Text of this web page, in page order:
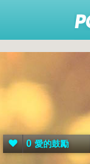
0 愛的鼓勵